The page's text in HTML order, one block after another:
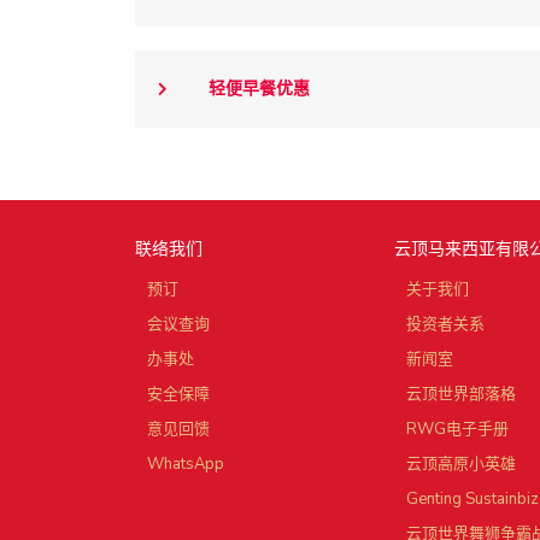
轻便早餐优惠
联络我们
预订
会议查询
办事处
安全保障
意见回馈
WhatsApp
云顶马来西亚有限
关于我们
投资者关系
新闻室
云顶世界部落格
RWG电子手册
云顶高原小英雄
Genting Sustainbiz
云顶世界舞狮争霸